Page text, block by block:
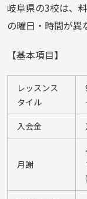
岐阜県の3校は、
の曜日・時間が異
【基本項目】
レッスンス
タイル
入会金
月謝